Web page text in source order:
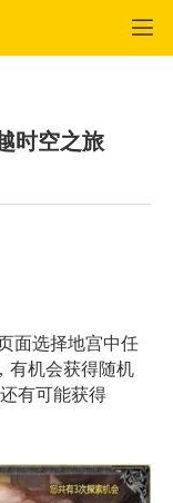
时空之旅
面选择地宫中任
有机会获得随机
有可能获得